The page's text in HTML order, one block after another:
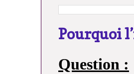
Pourquoi
Question :